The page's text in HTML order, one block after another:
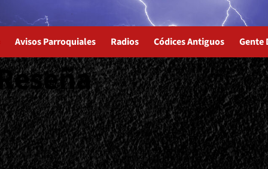
Avisos Parroquiales Radios Códices Antiguos Gente